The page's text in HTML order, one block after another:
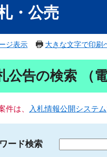
・公売
ジ表示 大きな文字で印刷
公告の検索 （
件は、 入札情報公開システム
ード検索